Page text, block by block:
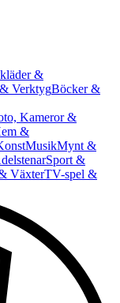
&
VerktygBöcker &
Kameror &
&
MusikMynt &
Sport &
VäxterTV-spel &